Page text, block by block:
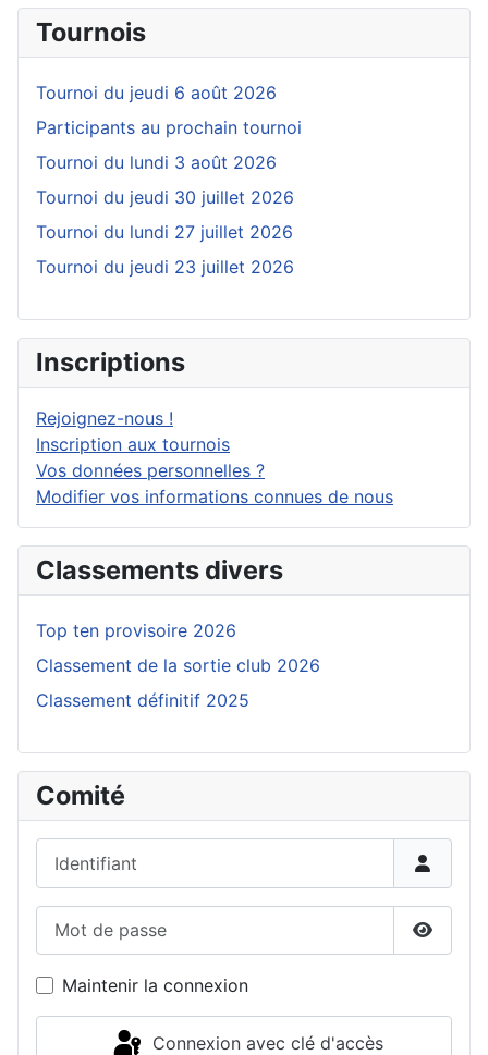
Tournois
Tournoi du jeudi 6 août 2026
Participants au prochain tournoi
Tournoi du lundi 3 août 2026
Tournoi du jeudi 30 juillet 2026
Tournoi du lundi 27 juillet 2026
Tournoi du jeudi 23 juillet 2026
Inscriptions
Rejoignez-nous !
Inscription aux tournois
Vos données personnelles ?
Modifier vos informations connues de nous
Classements divers
Top ten provisoire 2026
Classement de la sortie club 2026
Classement définitif 2025
Comité
Maintenir la connexion
Connexion avec clé d'accès